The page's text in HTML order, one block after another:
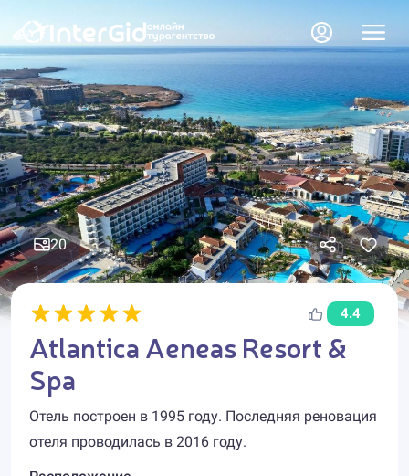
20
4.4
Atlantica Aeneas Resort &
Spa
Отель построен в 1995 году. Последняя реновация
отеля проводилась в 2016 году.